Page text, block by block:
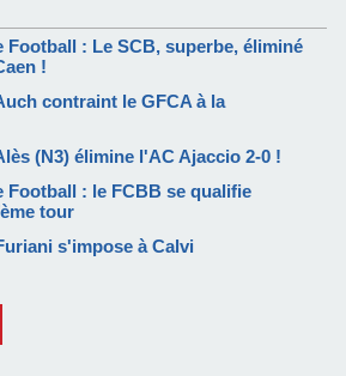
Football : Le SCB, superbe, éliminé
!
contraint le GFCA à la
(N3) élimine l'AC Ajaccio 2-0 !
Football : le FCBB se qualifie
tour
s'impose à Calvi